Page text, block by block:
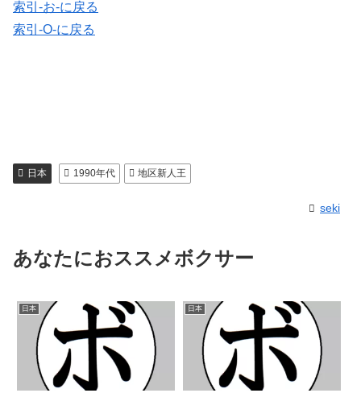
索引-お-に戻る
索引-O-に戻る
日本 1990年代 地区新人王
seki
あなたにおススメボクサー
日本 日本